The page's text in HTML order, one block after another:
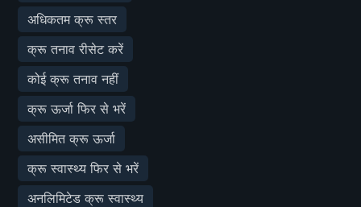
अधिकतम क्रू स्तर
क्रू तनाव रीसेट करें
कोई क्रू तनाव नहीं
क्रू ऊर्जा फिर से भरें
असीमित क्रू ऊर्जा
क्रू स्वास्थ्य फिर से भरें
अनलिमिटेड क्रू स्वास्थ्य